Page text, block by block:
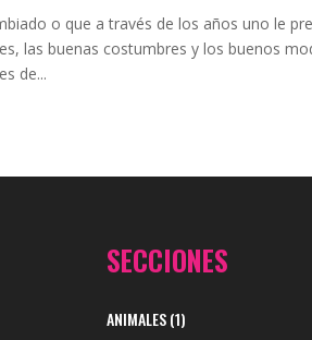
o que a través de los años uno le
las buenas costumbres y los buenos
de...
SECCIONES
ANIMALES(1)